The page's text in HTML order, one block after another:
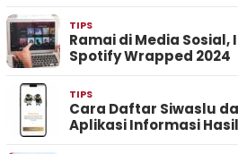
TIPS
Ramai di Media Sosial,
Spotify Wrapped 2024
TIPS
Cara Daftar Siwaslu
Aplikasi Informasi